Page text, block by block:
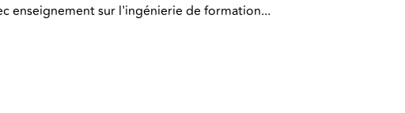
enseignement sur l'ingénierie de formation...